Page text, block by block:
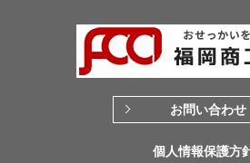
お問い合わせ
個人情報保護方